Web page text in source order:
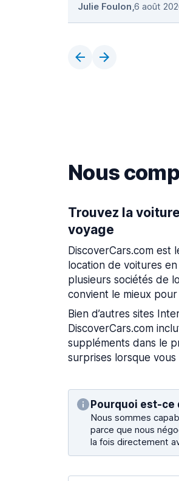
Julie Foulon,6 août
Nous
Trouvez la
voyage
DiscoverCars.com est
location de voitures
plusieurs sociétés de
convient le mieux
Bien d’autres sites
DiscoverCars.com
suppléments dans le
surprises lorsque
Pourquoi est-ce
Nous sommes
parce que nous
la fois directement